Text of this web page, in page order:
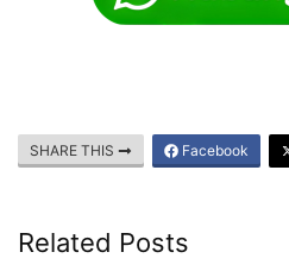
SHARE THIS Facebook
Related Posts